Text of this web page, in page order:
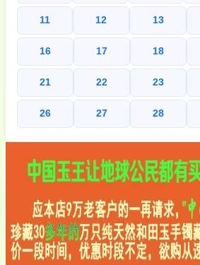
11 12 13
16 17 18
21 22 23
26 27 28